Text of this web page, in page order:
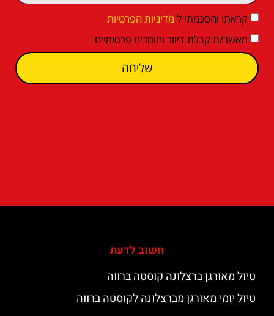
קראתי והסכמתי ל מדיניות הפרטיות
מאשר/ת קבלת דיוור וחומרים פרסומיים
שליחה
חשוב לדעת
טיול מאורגן ברצלונה קוסטה ברווה
טיול יומי מאורגן מברצלונה לקוסטה ברווה